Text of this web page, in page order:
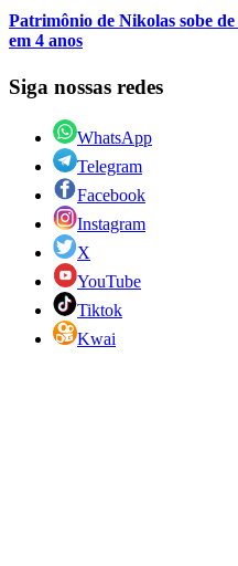
Patrimônio de Nikolas sobe
em 4 anos
Siga nossas redes
WhatsApp
Telegram
Facebook
Instagram
X
YouTube
Tiktok
Kwai